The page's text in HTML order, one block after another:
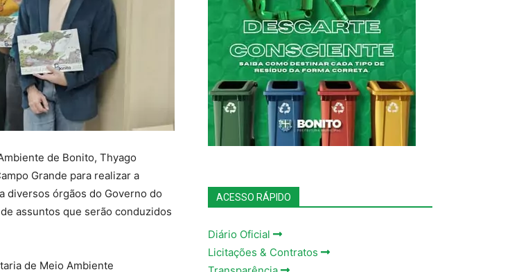
de Bonito, Thyago
Grande para realizar a
diversos órgãos do Governo do
assuntos que serão conduzidos
de Meio Ambiente
ACESSO RÁPIDO
Diário Oficial
Licitações & Contratos